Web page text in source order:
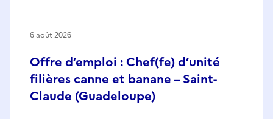
Offre d’emploi : Chef(fe) d’unité
filières canne et banane – Saint-
Claude (Guadeloupe)
6 août 2026